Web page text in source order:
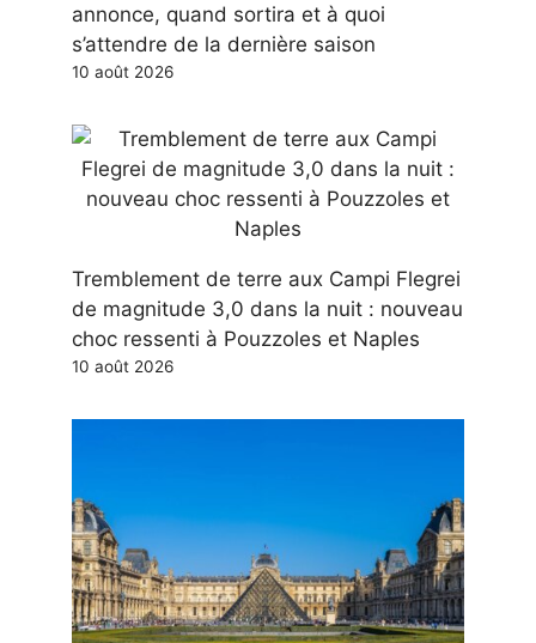
annonce, quand sortira et à quoi
s’attendre de la dernière saison
10 août 2026
Tremblement de terre aux Campi Flegrei
de magnitude 3,0 dans la nuit : nouveau
choc ressenti à Pouzzoles et Naples
10 août 2026